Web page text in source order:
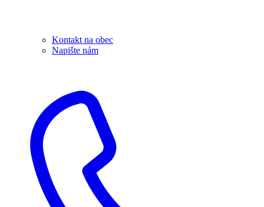
Kontakt na obec
Napište nám